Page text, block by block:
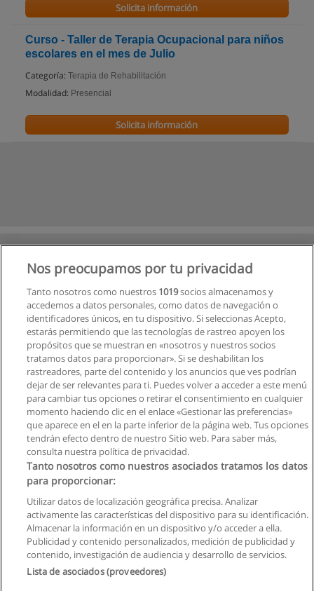
Solicita información
Curso - Taller de Terapia Ocupacional para niños
escolares en el mes de Julio
Categoría: Terapia de Rehabilitación
Modalidad: Presencial
Solicita información
Privacidad de datos
Contactar con Educaedu
Copyright © Educaedu Business S.L. - CIF : B-95610580: -
Nos preocupamos por tu privacidad
Tanto nosotros como nuestros 1019socios almacenamos y
accedemos a datos personales, como datos de navegación o
identificadores únicos, en tu dispositivo. Si seleccionas Acepto,
estarás permitiendo que las tecnologías de rastreo apoyen los
propósitos que se muestran en «nosotros y nuestros socios
tratamos datos para proporcionar». Si se deshabilitan los
rastreadores, parte del contenido y los anuncios que ves podrían
dejar de ser relevantes para ti. Puedes volver a acceder a este menú
para cambiar tus opciones o retirar el consentimiento en cualquier
momento haciendo clic en el enlace «Gestionar las preferencias»
que aparece en el en la parte inferior de la página web. Tus opciones
tendrán efecto dentro de nuestro Sitio web. Para saber más,
consulta nuestra política de privacidad.
Tanto nosotros como nuestros asociados tratamos los datos
para proporcionar:
Utilizar datos de localización geográfica precisa. Analizar
activamente las características del dispositivo para su identificación.
Almacenar la información en un dispositivo y/o acceder a ella.
Publicidad y contenido personalizados, medición de publicidad y
contenido, investigación de audiencia y desarrollo de servicios.
Lista de asociados (proveedores)